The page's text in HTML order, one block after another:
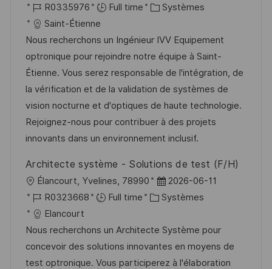
o
c
a
l
i
s
a
t
i
n
a
e
d
’
a
f
f
i
h
a
g
R
é
f
é
r
e
n
c
e
u
p
o
s
t
e
R0335976 Full time
C
t
é
g
o
r
i
e
Systèmes
Saint-Étienne
Nous recherchons un Ingénieur IVV Equipement
optronique pour rejoindre notre équipe à Saint-
Étienne. Vous serez responsable de l'intégration, de
la vérification et de la validation de systèmes de
vision nocturne et d'optiques de haute technologie.
Rejoignez-nous pour contribuer à des projets
innovants dans un environnement inclusif.
Architecte système - Solutions de test (F/H)
o
c
a
l
i
Élancourt, Yvelines, 78990
D
a
e
d
’
2026-06-11
R
é
f
é
r
R0323668 Full time
C
t
é
g
Systèmes
Elancourt
Nous recherchons un Architecte Système pour
concevoir des solutions innovantes en moyens de
test optronique. Vous participerez à l'élaboration